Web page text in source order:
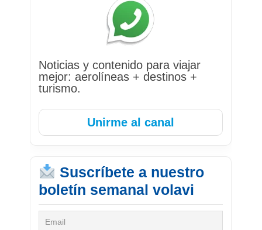
Noticias y contenido para viajar
mejor: aerolíneas + destinos +
turismo.
Unirme al canal
Suscríbete a nuestro
boletín semanal volavi